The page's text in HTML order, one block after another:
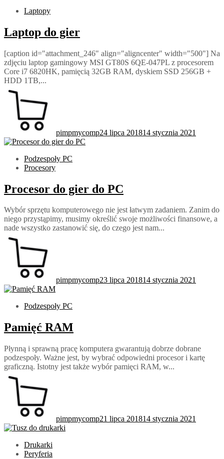
Laptopy
Laptop do gier
[caption id="attachment_246" align="aligncenter" width="500"] Na
zdjęciu laptop gamingowy MSI GT80S 6QE-047PL z procesorem
Core i7 6820HK, pamięcią 32GB RAM, dyskiem SSD 256GB +
HDD 1TB,...
pimpmycomp24 lipca 201814 stycznia 2021
Podzespoły PC
Procesory
Procesor do gier do PC
Wybór sprzętu komputerowego nie jest łatwym zadaniem. Zanim do
niego przystąpimy, musimy określić swoje możliwości finansowe, a
nade wszystko zastanowić się, do czego jest nam...
pimpmycomp23 lipca 201814 stycznia 2021
Podzespoły PC
Pamięć RAM
Płynną i sprawną pracę komputera gwarantują dobrze dobrane
podzespoły. Ważne jest, by wybrać odpowiedni procesor i kartę
graficzną. Istotny jest także wybór pamięci RAM, w...
pimpmycomp21 lipca 201814 stycznia 2021
Drukarki
Peryferia